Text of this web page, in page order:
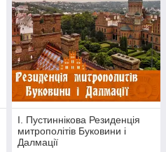
І. Пустиннікова Резиденція
митрополітів Буковини і
Далмації